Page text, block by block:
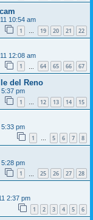
10:54 am
1 … 19 20 21 22
12:08 am
1 64 65 66 67
del Reno
pm
1 … 12 13 14 15
pm
1 … 5 6 7 8
pm
1 25 26 27 28
2:37 pm
1 2 3 4 5 6